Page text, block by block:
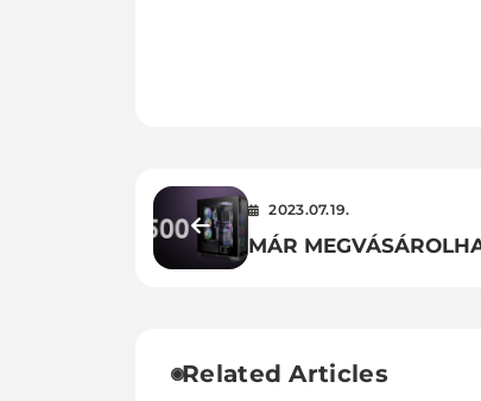
2023.07.19.
MÁR
Related Articles